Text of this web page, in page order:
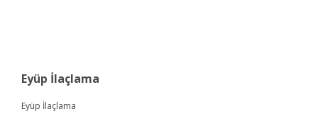
Eyüp İlaçlama
Eyüp İlaçlama